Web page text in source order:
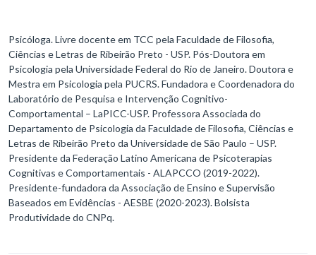
Psicóloga. Livre docente em TCC pela Faculdade de Filosofia,
Ciências e Letras de Ribeirão Preto - USP. Pós-Doutora em
Psicologia pela Universidade Federal do Rio de Janeiro. Doutora e
Mestra em Psicologia pela PUCRS. Fundadora e Coordenadora do
Laboratório de Pesquisa e Intervenção Cognitivo-
Comportamental – LaPICC-USP. Professora Associada do
Departamento de Psicologia da Faculdade de Filosofia, Ciências e
Letras de Ribeirão Preto da Universidade de São Paulo – USP.
Presidente da Federação Latino Americana de Psicoterapias
Cognitivas e Comportamentais - ALAPCCO (2019-2022).
Presidente-fundadora da Associação de Ensino e Supervisão
Baseados em Evidências - AESBE (2020-2023). Bolsista
Produtividade do CNPq.